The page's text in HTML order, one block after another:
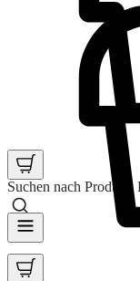
Suchen nach